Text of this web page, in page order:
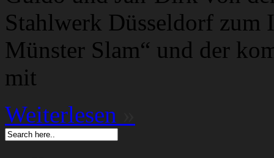
Stahlwerk Düsseldorf zum
Münster Slam“ und der
mit
Weiterlesen